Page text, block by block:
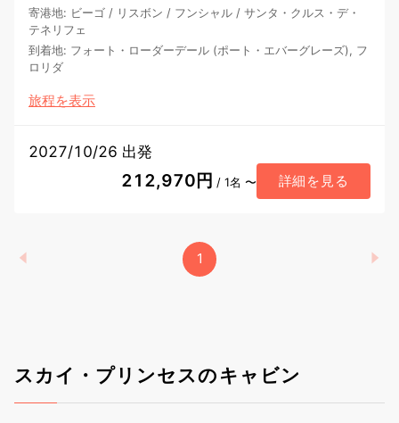
寄港地: ビーゴ / リスボン / フンシャル / サンタ・クルス・デ・
テネリフェ
到着地: フォート・ローダーデール (ポート・エバーグレーズ), フ
ロリダ
旅程を表示
2027/10/26 出発
212,970円 / 1名 〜 詳細を見る
1
スカイ・プリンセスのキャビン